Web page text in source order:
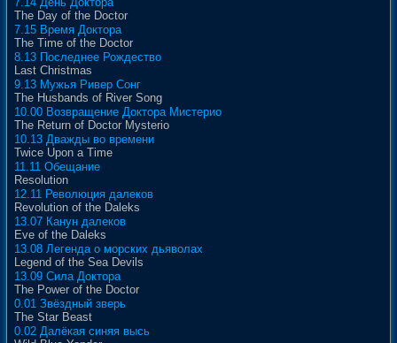
The Day of the Doctor
7.15 Время Доктора
The Time of the Doctor
8.13 Последнее Рождество
Last Christmas
9.13 Мужья Ривер Сонг
The Husbands of River Song
10.00 Возвращение Доктора Мистерио
The Return of Doctor Mysterio
10.13 Дважды во времени
Twice Upon a Time
11.11 Обещание
Resolution
12.11 Революция далеков
Revolution of the Daleks
13.07 Канун далеков
Eve of the Daleks
13.08 Легенда о морских дьяволах
Legend of the Sea Devils
13.09 Сила Доктора
The Power of the Doctor
0.01 Звёздный зверь
The Star Beast
0.02 Далёкая синяя высь